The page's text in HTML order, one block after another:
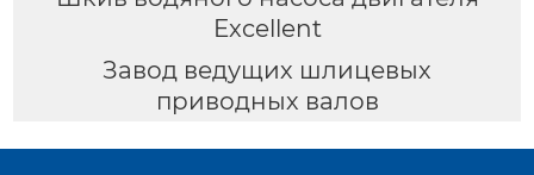
Excellent
Завод ведущих шлицевых
приводных валов